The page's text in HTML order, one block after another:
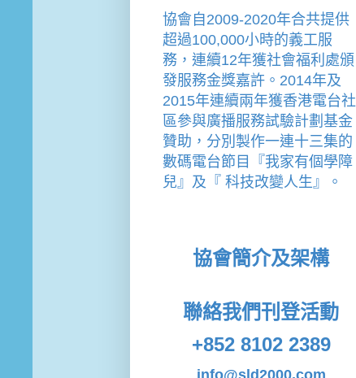
協會 自2009-2020年合共提供
超過100,000小時的義工服
務，連續12年獲社會福利處頒
發服務金獎嘉許。 2014年及
2015年連續兩年獲香港電台社
區參與廣播服務試驗計劃基金
贊助，分別製作一連十三集的
數碼電台節目『我家有個學障
兒』及『 科技改變人生』。
協會簡介及架構
聯絡我們刊登活動
+852 8102 2389